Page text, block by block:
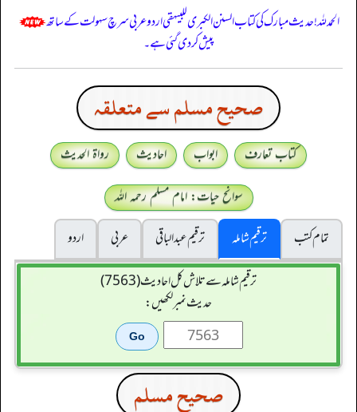
الحمدللہ! حدیث مبارک کی کتاب السنن الكبرى للبيهقي اردو عربی سرچ سہولت کے ساتھ
پیش کر دی گئی ہے۔
صحيح مسلم سے متعلقہ
کتاب تعارف ابواب احادیث
رواۃ الحدیث
سوانح حیات: امام مسلم رحمہ اللہ
تمام کتب
ترقیم شاملہ ترقيم عبدالباقی عربی
اردو
ترقیم شاملہ سے تلاش کل احادیث (7563)
حدیث نمبر لکھیں:
صحيح مسلم